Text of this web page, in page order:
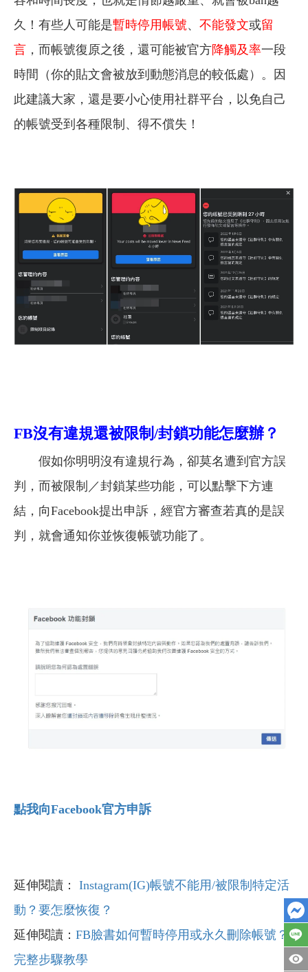
久！有些人可能是暫時停用帳號、 不能發文或留
言 ，而帳號復原之後，還可能被官方降觸及率一段
時間（你的貼文會被放到動態消息的較低處）。因
此建議大家，還是要小心使用社群平台，以免自己
的帳號受到各種限制、得不償失！
FB沒有違規還被限制/封鎖功能怎麼辦？
假如你明明沒有違規行為，卻莫名遭到官方誤
判，而被限制／封鎖某些功能，可以點擊下方連
結，向Facebook提出申訴，經官方審查若真的是誤
判，就會通知你並恢復帳號功能了。
點我向Facebook官方申訴
延伸閱讀：
Instagram(IG)帳號不能用/被限制特定活
動？要怎麼恢復？
延伸閱讀： FB臉書如何暫時停用或永久刪除帳號？
完整步驟教學